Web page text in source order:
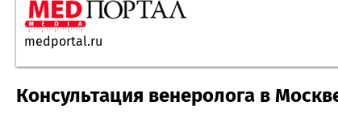
medportal.ru
Консультация венеролога в